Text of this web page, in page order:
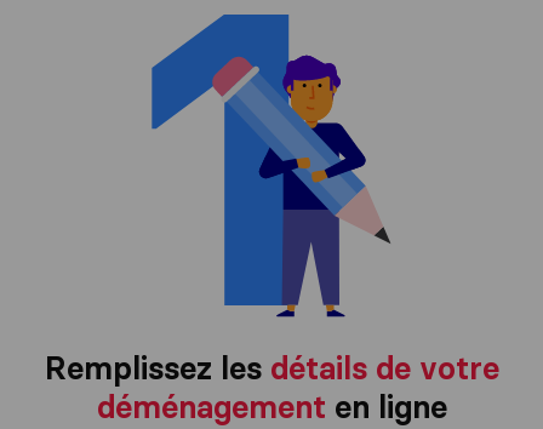
Remplissez les détails de votre
déménagement en ligne